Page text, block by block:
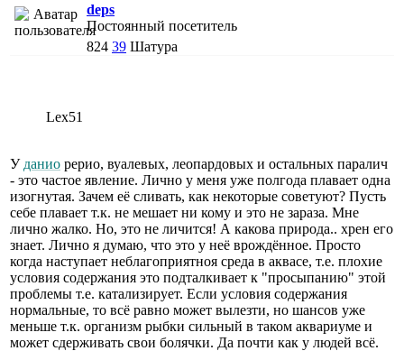
deps
Постоянный посетитель
824 39 Шатура
Lex51
У данио рерио, вуалевых, леопардовых и остальных паралич
- это частое явление. Лично у меня уже полгода плавает одна
изогнутая. Зачем её сливать, как некоторые советуют? Пусть
себе плавает т.к. не мешает ни кому и это не зараза. Мне
лично жалко. Но, это не личится! А какова природа.. хрен его
знает. Лично я думаю, что это у неё врождённое. Просто
когда наступает неблагоприятноя среда в аквасе, т.е. плохие
условия содержания это подталкивает к "просыпанию" этой
проблемы т.е. катализирует. Если условия содержания
нормальные, то всё равно может вылезти, но шансов уже
меньше т.к. организм рыбки сильный в таком аквариуме и
может сдерживать свои болячки. Да почти как у людей всё.